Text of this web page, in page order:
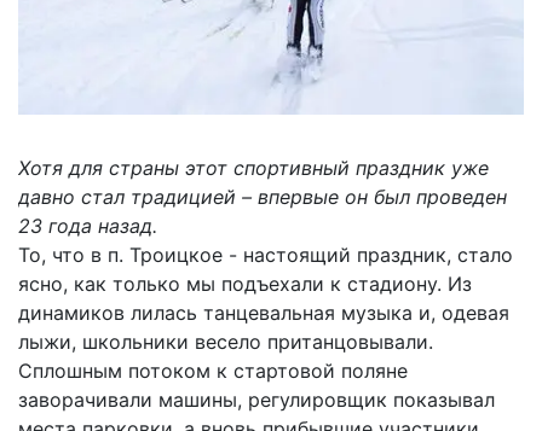
Хотя для страны этот спортивный праздник уже
давно стал традицией – впервые он был проведен
23 года назад.
То, что в п. Троицкое - настоящий праздник, стало
ясно, как только мы подъехали к стадиону. Из
динамиков лилась танцевальная музыка и, одевая
лыжи, школьники весело пританцовывали.
Сплошным потоком к стартовой поляне
заворачивали машины, регулировщик показывал